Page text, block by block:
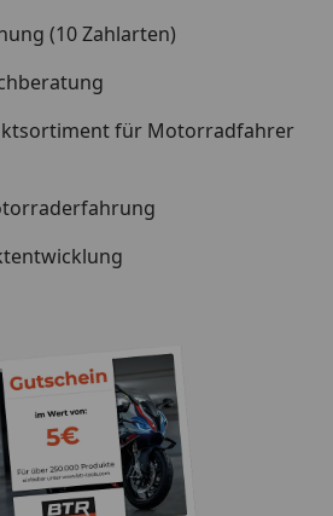
(10 Zahlarten)
für Motorradfahrer